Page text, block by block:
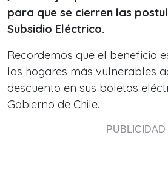
para que se cierren las
Subsidio Eléctrico.
Recordemos que el beneficio
los hogares más vulnerables
descuento en sus boletas
Gobierno de Chile.